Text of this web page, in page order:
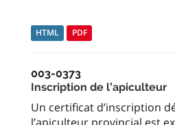
HTML PDF
003-0373
Inscription de l’apiculteur
Un certificat d’inscription